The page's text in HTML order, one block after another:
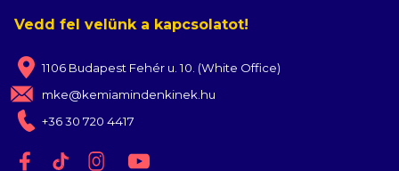
Vedd fel velünk a kapcsolatot!
1106 Budapest Fehér u. 10. (White Office)
mke@kemiamindenkinek.hu
+36 30 720 4417